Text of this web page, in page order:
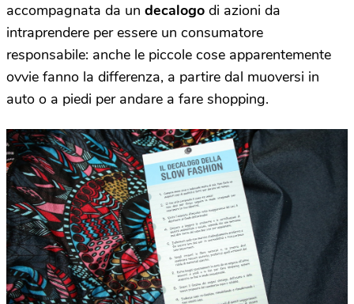
accompagnata da un decalogo di azioni da
intraprendere per essere un consumatore
responsabile: anche le piccole cose apparentemente
ovvie fanno la differenza, a partire dal muoversi in
auto o a piedi per andare a fare shopping.